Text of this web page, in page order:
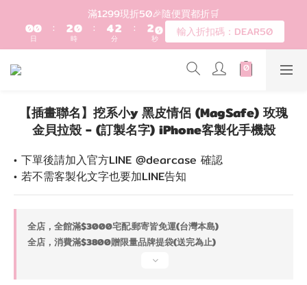
登入會員滿$1200超取免運 - 輸入折扣碼：DEAR20
2
1
0
0
6
5
4
0
歡迎首購!滿1000全館95折! 新客領卷去~
【插畫聯名】挖系小y 黑皮情侶 (MagSafe) 玫瑰
金貝拉殼 - (訂製名字) iPhone客製化手機殼
• 下單後請加入官方LINE @dearcase 確認
• 若不需客製化文字也要加LINE告知
全店，全館滿$3000宅配.郵寄皆免運(台灣本島)
全店，消費滿$3800贈限量品牌提袋(送完為止)